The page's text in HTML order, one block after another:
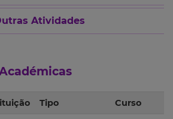
Atividades
Tipo Curso